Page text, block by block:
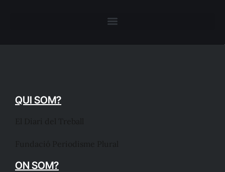
QUI SOM?
ON SOM?